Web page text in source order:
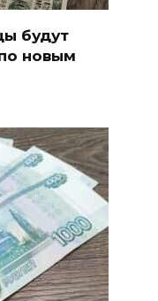
будут
новым